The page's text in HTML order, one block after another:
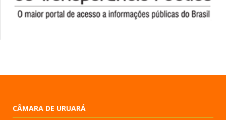
CÂMARA DE URUARÁ